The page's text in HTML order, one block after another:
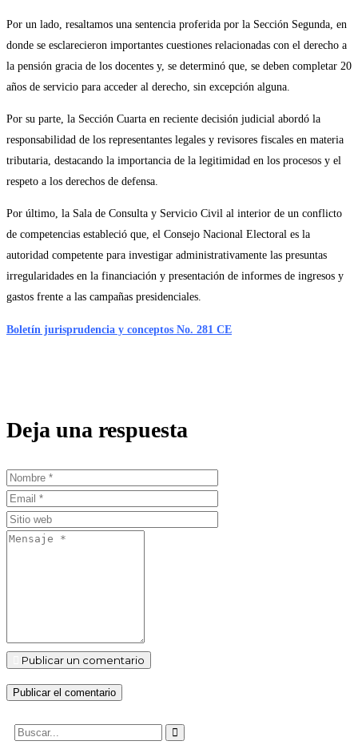
Por un lado, resaltamos una sentencia proferida por la Sección Segunda, en
donde se esclarecieron importantes cuestiones relacionadas con el derecho a
la pensión gracia de los docentes y, se determinó que, se deben completar 20
años de servicio para acceder al derecho, sin excepción alguna.
Por su parte, la Sección Cuarta en reciente decisión judicial abordó la
responsabilidad de los representantes legales y revisores fiscales en materia
tributaria, destacando la importancia de la legitimidad en los procesos y el
respeto a los derechos de defensa.
Por último, la Sala de Consulta y Servicio Civil al interior de un conflicto
de competencias estableció que, el Consejo Nacional Electoral es la
autoridad competente para investigar administrativamente las presuntas
irregularidades en la financiación y presentación de informes de ingresos y
gastos frente a las campañas presidenciales.
Boletín jurisprudencia y conceptos No. 281 CE
Deja una respuesta
Publicar un comentario